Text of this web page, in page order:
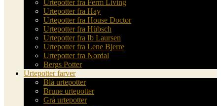
Urtepotter fra Ferm Living
Urtepotter fra Hay
Urtepotter fra House Doctor
Urtepotter fra Hübsch
Urtepotter fra Ib Laursen
Urtepotter fra Lene Bjerre
Urtepotter fra Nordal
Bergs Potter
Urtepotter farver
Blå urtepotter
Brune urtepotter
Grå urtepotter